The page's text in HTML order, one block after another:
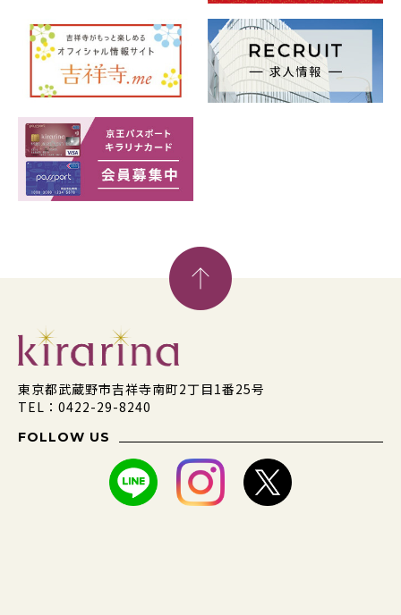
東京都武蔵野市吉祥寺南町2丁目1番25号
TEL：0422-29-8240
FOLLOW US